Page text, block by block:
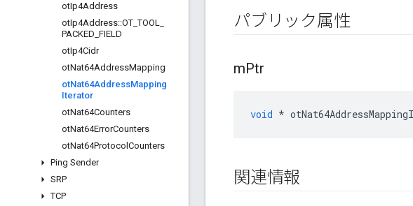
otIp4Address
otIp4Address::OT _TOOL
PACKED FIELD
otIp4Cidr
otNat64AddressMapping
otNat64AddressMapping
Iterator
otNat64Counters
otNat64ErrorCounters
otNat64Protocol Counters
Ping Sender
SRP
TCP
パブリック属性
mPtr
void *
関連情報